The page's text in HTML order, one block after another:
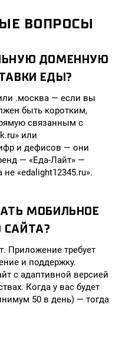
ВОПРОСЫ
ДОМЕННУЮ
ЕДЫ?
.москва — если вы
быть коротким,
связанным с
или
и дефисов — они
— «Еда-Лайт» —
«edalight12345.ru».
МОБИЛЬНОЕ
Приложение требует
и поддержку.
с адаптивной версией
Когда у вас будет
50 в день) — тогда